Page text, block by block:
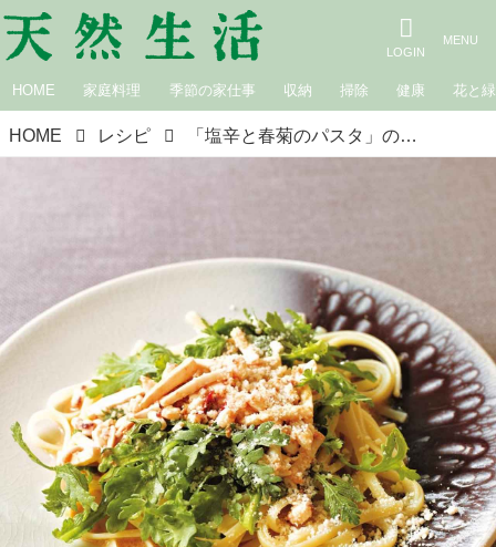
HOME 家庭料理 季節の家仕事 収納 掃除 健康 花と緑
HOME レシピ 「塩辛と春菊のパスタ」のレシピ｜松田美智子の季節の仕事「いかの塩辛」